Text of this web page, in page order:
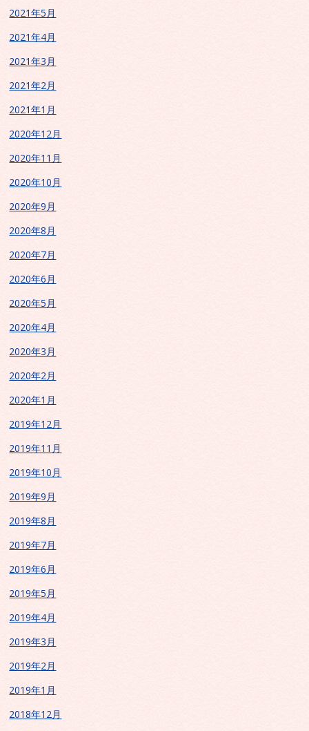
2021年5月
2021年4月
2021年3月
2021年2月
2021年1月
2020年12月
2020年11月
2020年10月
2020年9月
2020年8月
2020年7月
2020年6月
2020年5月
2020年4月
2020年3月
2020年2月
2020年1月
2019年12月
2019年11月
2019年10月
2019年9月
2019年8月
2019年7月
2019年6月
2019年5月
2019年4月
2019年3月
2019年2月
2019年1月
2018年12月